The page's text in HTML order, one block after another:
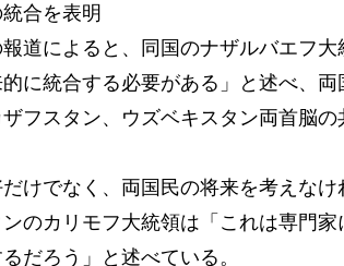
合を表明
道によると、同国のナザルバエフ大
に統合する必要がある」と述べ、両
フスタン、ウズベキスタン両首脳の
けでなく、両国民の将来を考えなけ
のカリモフ大統領は「これは専門家
だろう」と述べている。